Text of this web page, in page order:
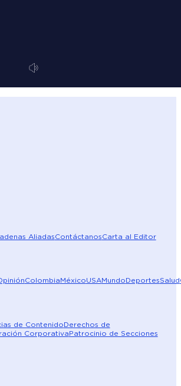
AliadasContáctanosCarta al Editor
ColombiaMéxicoUSAMundoDeportesSalud
de ContenidoDerechos de
CorporativaPatrocinio de Secciones